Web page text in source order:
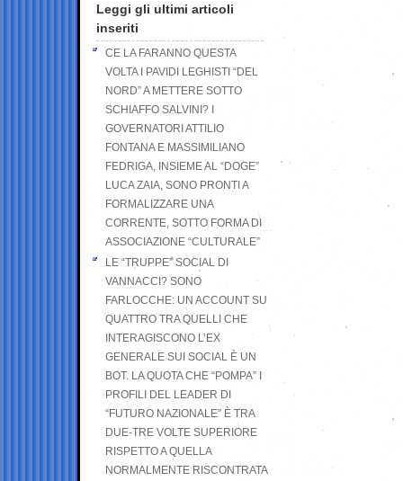
Leggi gli ultimi articoli
inseriti
CE LA FARANNO QUESTA
VOLTA I PAVIDI LEGHISTI “DEL
NORD” A METTERE SOTTO
SCHIAFFO SALVINI? I
GOVERNATORI ATTILIO
FONTANA E MASSIMILIANO
FEDRIGA, INSIEME AL “DOGE”
LUCA ZAIA, SONO PRONTI A
FORMALIZZARE UNA
CORRENTE, SOTTO FORMA DI
ASSOCIAZIONE “CULTURALE”
LE “TRUPPE” SOCIAL DI
VANNACCI? SONO
FARLOCCHE: UN ACCOUNT SU
QUATTRO TRA QUELLI CHE
INTERAGISCONO L’EX
GENERALE SUI SOCIAL È UN
BOT. LA QUOTA CHE “POMPA” I
PROFILI DEL LEADER DI
“FUTURO NAZIONALE” È TRA
DUE-TRE VOLTE SUPERIORE
RISPETTO A QUELLA
NORMALMENTE RISCONTRATA